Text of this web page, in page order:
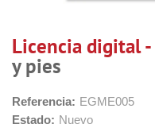
Licencia digital -
y pies
Referencia: EGME005
Estado: Nuevo